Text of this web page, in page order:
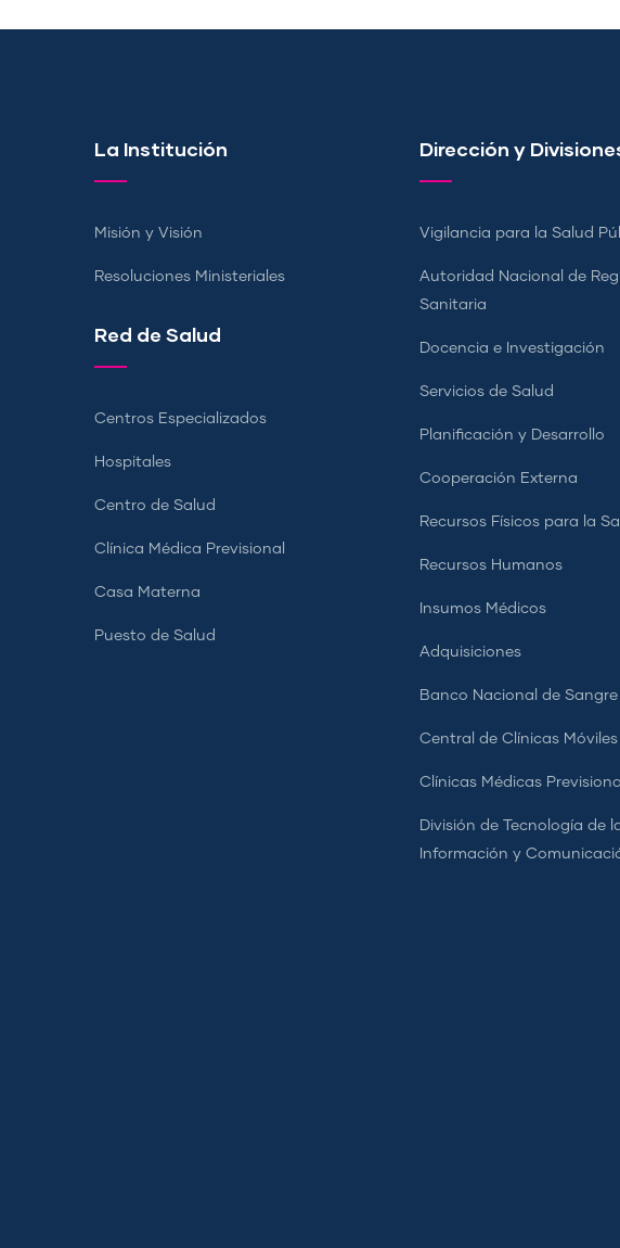
La Institución
Misión y Visión
Resoluciones Ministeriales
Red de Salud
Centros Especializados
Hospitales
Centro de Salud
Clínica Médica Previsional
Casa Materna
Puesto de Salud
Dirección y
Vigilancia para la Salud
Autoridad Nacional de
Sanitaria
Docencia e Investigación
Servicios de Salud
Planificación y Desarrollo
Cooperación Externa
Recursos Físicos para la
Recursos Humanos
Insumos Médicos
Adquisiciones
Banco Nacional de Sangre
Central de Clínicas Móviles
Clínicas Médicas
División de Tecnología de
Información y